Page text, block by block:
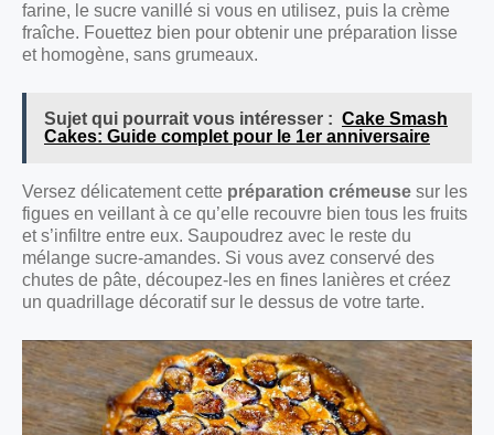
farine, le sucre vanillé si vous en utilisez, puis la crème
fraîche. Fouettez bien pour obtenir une préparation lisse
et homogène, sans grumeaux.
Sujet qui pourrait vous intéresser : Cake Smash
Cakes: Guide complet pour le 1er anniversaire
Versez délicatement cette préparation crémeuse sur les
figues en veillant à ce qu’elle recouvre bien tous les fruits
et s’infiltre entre eux. Saupoudrez avec le reste du
mélange sucre-amandes. Si vous avez conservé des
chutes de pâte, découpez-les en fines lanières et créez
un quadrillage décoratif sur le dessus de votre tarte.